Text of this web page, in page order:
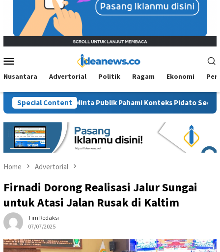
Menu
Nusantara Advertorial Politik Ragam Ekonomi
Special Content
Kaltim Minta Publik Pahami Konteks Pidato Secara Utuh
Home Advertorial
Firnadi Dorong Realisasi Jalur Sungai
untuk Atasi Jalan Rusak di Kaltim
Tim Redaksi
07/07/2025